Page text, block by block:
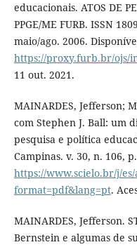
educacionais. ATOS DE
PPGE/ME FURB. ISSN
maio/ago. 2006.
https://proxy.furb.br/ojs/
11 out. 2021.
MAINARDES, Jefferson;
com Stephen J. Ball: um
pesquisa e política
Campinas. v. 30, n. 106,
https://www.scielo.br/j/es/
format=pdf&lang=pt.
MAINARDES, Jefferson.
Bernstein e algumas de